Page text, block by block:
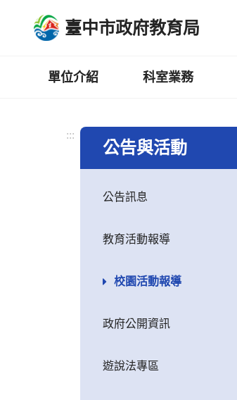
臺中市政府教育局
單位介紹 科室業務
:::
公告與活動
公告訊息
教育活動報導
校園活動報導
政府公開資訊
遊說法專區